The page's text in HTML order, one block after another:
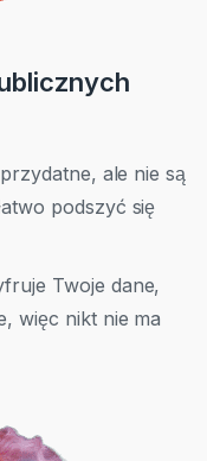
ale nie są
podszyć się
Twoje dane,
więc nikt nie ma